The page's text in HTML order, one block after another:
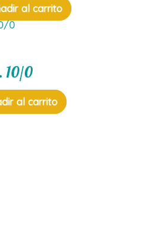
al carrito
10/0
al carrito